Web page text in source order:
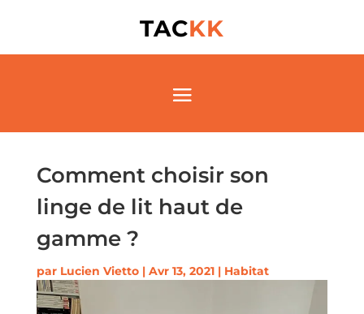
TACKK
Comment choisir son
linge de lit haut de
gamme ?
par Lucien Vietto| Avr 13, 2021| Habitat